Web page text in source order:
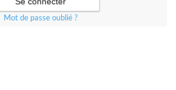
Mot de passe oublié ?